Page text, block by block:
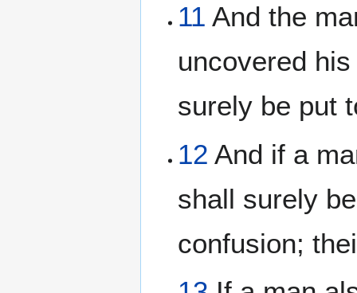
11 And the
uncovered
surely be put
12 And if a
shall surely
confusion;